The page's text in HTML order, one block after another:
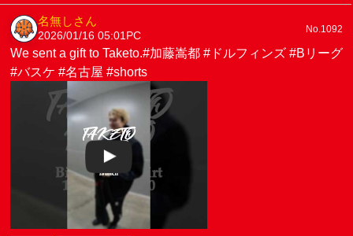
名無しさん
2026/01/16 05:01PC
No.1092
We sent a gift to Taketo.#加藤嵩都 #ドルフィンズ #Bリーグ
#バスケ #名古屋 #shorts